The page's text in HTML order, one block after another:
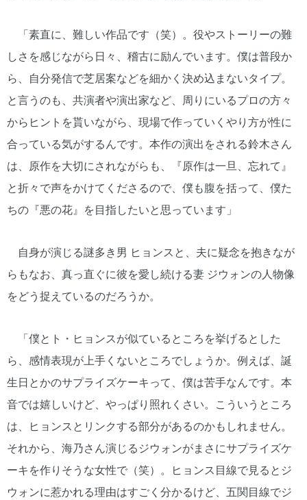
「素直に、難しい作品です（笑）。役やストーリーの難
しさを感じながら日々、稽古に励んでいます。僕は普段か
ら、自分発信で芝居案などを細かく決め込まないタイプ。
と言うのも、共演者や演出家など、周りにいるプロの方々
からヒントを貰いながら、現場で作っていくやり方が性に
合っている気がするんです。本作の演出をされる鈴木さん
は、原作を大切にされながらも、『原作は一旦、忘れて』
と折々で声をかけてくださるので、僕も腹を括って、僕た
ちの『悪の花』を目指したいと思っています」
自身が演じる謎多き男 ヒョンスと、夫に疑念を抱きなが
らもなお、真っ直ぐに彼を愛し続ける妻 ジウォンの人物像
をどう捉えているのだろうか。
「僕とト・ヒョンスが似ているところを挙げるとした
ら、感情表現が上手くないところでしょうか。例えば、誕
生日とかのサプライズケーキって、僕は苦手なんです。本
音では嬉しいけど、やっぱり照れくさい。こういうところ
は、ヒョンスとリンクする部分があるのかもしれません。
それから、海乃さん演じるジウォンがまさにサプライズケ
ーキを作りそうな女性で（笑）。ヒョンス目線で見るとジ
ウォンに惹かれる理由はすごく分かるけど、五関目線でジ